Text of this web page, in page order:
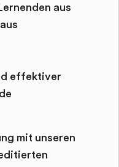
aus
effektiver
mit unseren